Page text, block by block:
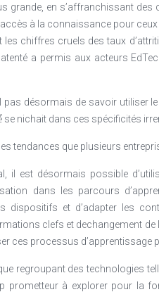
grande, en s’affranchissant
à la connaissance pour
les chiffres cruels des taux
a permis aux acteurs
pas désormais de savoir
se nichait dans ces spécificités
tendances que plusieurs
il est désormais possible
dans les parcours
dispositifs et d’adapter les
clefs et dechangement
ces processus d’apprentissage
regroupant des technologies
prometteur à explorer pour la